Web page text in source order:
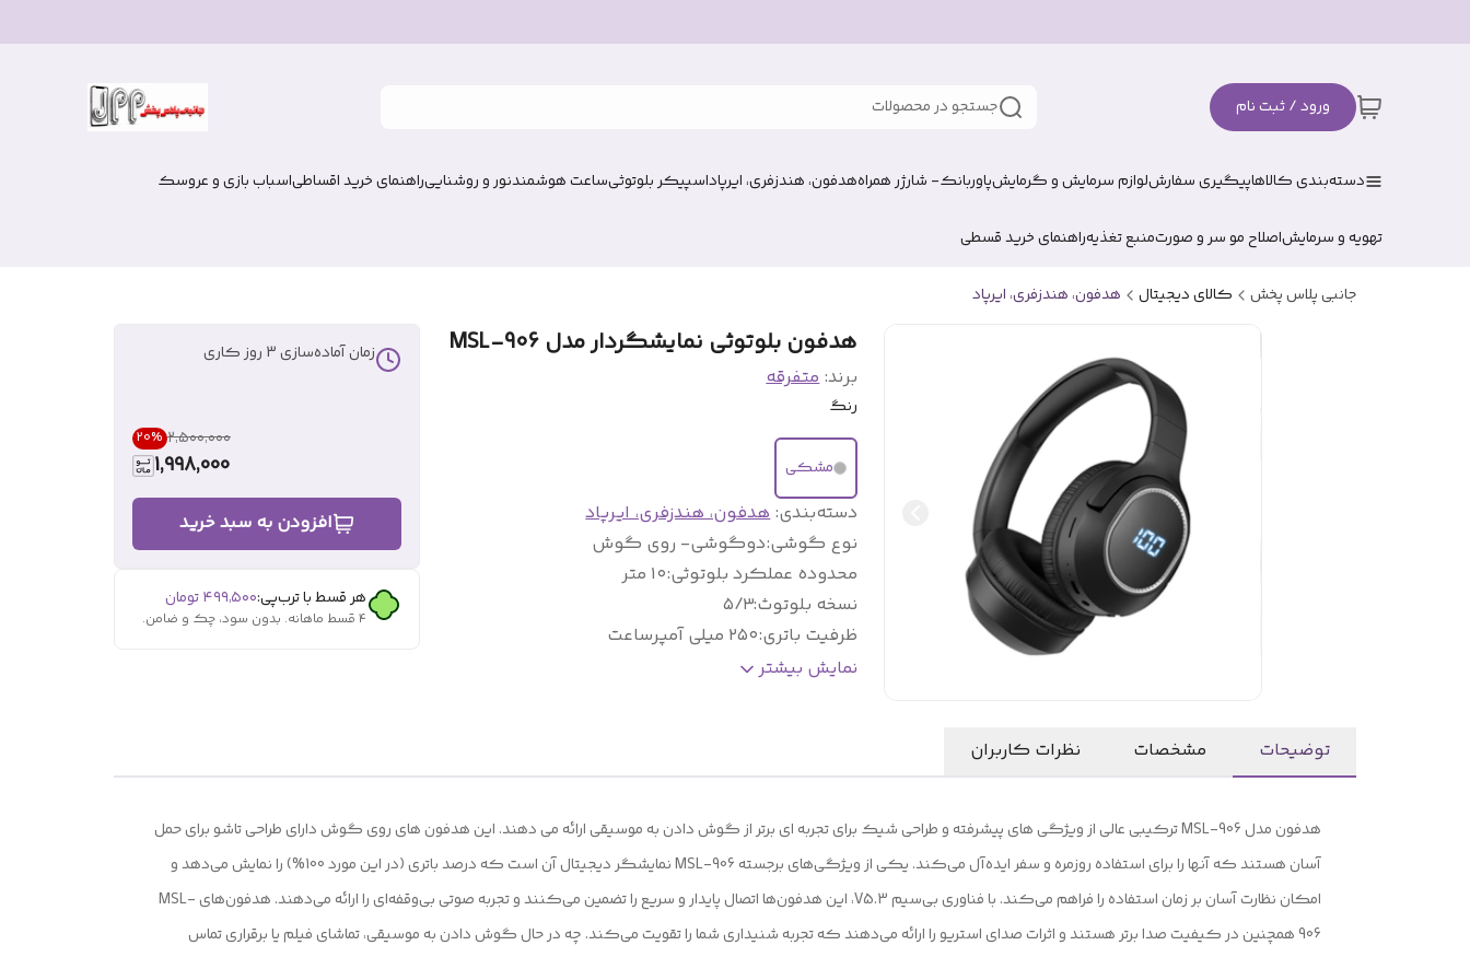
ورود / ثبت نام جستجو در محصولات
دسته‌بندی کالاهاپیگیری سفارشلوازم سرمایش و گرمایشپاوربانک- شارژر همراههدفون، هندزفری، ایرپاداسپیکر بلوتوثیساعت هوشمندنور و روشناییراهنمای خرید اقساطیاسباب بازی و عروسک
تهویه و سرمایشاصلاح مو سر و صورتمنبع تغذیهراهنمای خرید قسطی
جانبی پلاس پخش کالای دیجیتال هدفون، هندزفری، ایرپاد
هدفون بلوتوثی نمایشگردار مدل MSL-906
برند:متفرقه
رنگ
مشکی
دسته‌بندی:هدفون، هندزفری، ایرپاد
نوع گوشی:دوگوشی- روی گوش
محدوده عملکرد بلوتوثی:۱۰ متر
نسخه بلوتوث:۵/۳
ظرفیت باتری:۲۵۰ میلی آمپرساعت
عمر باتری پس از هربار شارژ
نمایش بیشتر
زمان آماده‌سازی3 روز کاری
۲٬۵۰۰٬۰۰۰ 20%
1,998,000
افزودن به سبد خرید
هر قسط با ترب‌پی:۴۹۹٬۵۰۰تومان
۴ قسط ماهانه. بدون سود، چک و ضامن.
توضیحات مشخصات نظرات کاربران
هدفون‌ مدل MSL-906 ترکیبی عالی از ویژگی‌ های پیشرفته و طراحی شیک برای تجربه‌ ای برتر از گوش دادن به موسیقی ارائه می‌ دهند. این هدفون‌ های روی گوش دارای طراحی تاشو برای حمل
آسان هستند که آنها را برای استفاده روزمره و سفر ایده‌آل می‌کند. یکی از ویژگی‌های برجسته MSL-906 نمایشگر دیجیتال آن است که درصد باتری (در این مورد 100%) را نمایش می‌دهد و
امکان نظارت آسان بر زمان استفاده را فراهم می‌کند. با فناوری بی‌سیم V5.3، این هدفون‌ها اتصال پایدار و سریع را تضمین می‌کنند و تجربه صوتی بی‌وقفه‌ای را ارائه می‌دهند. هدفون‌های MSL-
906 همچنین در کیفیت صدا برتر هستند و اثرات صدای استریو را ارائه می‌دهند که تجربه شنیداری شما را تقویت می‌کند. چه در حال گوش دادن به موسیقی، تماشای فیلم یا برقراری تماس